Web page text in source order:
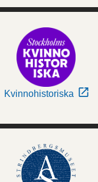
Kvinnohistoriska